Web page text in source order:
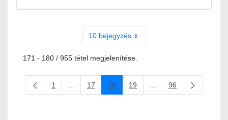
10 bejegyzés
171 - 180 / 955 tétel megjelenítése.
Oldal
1 Köztes oldalak Navigáljon a TAB billentyűvel.
Oldal
17 Oldal
18 Oldal
19 Köztes oldalak
Oldal
96